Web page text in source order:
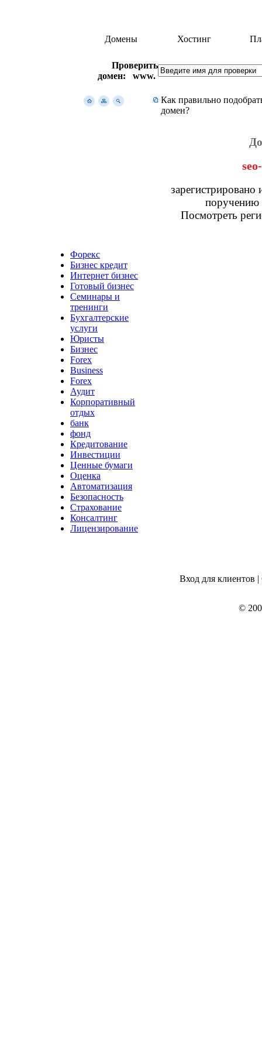
Домены Хостинг
Проверить
домен: www.
Как правильно
домен?
поручению
Посмотреть
Форекс
Бизнес кредит
Интернет бизнес
Готовый бизнес
Семинары и
тренинги
Бухгалтерские
услуги
Юристы
Бизнес
Forex
Business
Forex
Аудит
Корпоративный
отдых
банк
фонд
Кредитование
Инвестиции
Ценные бумаги
Оценка
Автоматизация
Безопасность
Страхование
Консалтинг
Лицензирование
Вход для клиентов
©